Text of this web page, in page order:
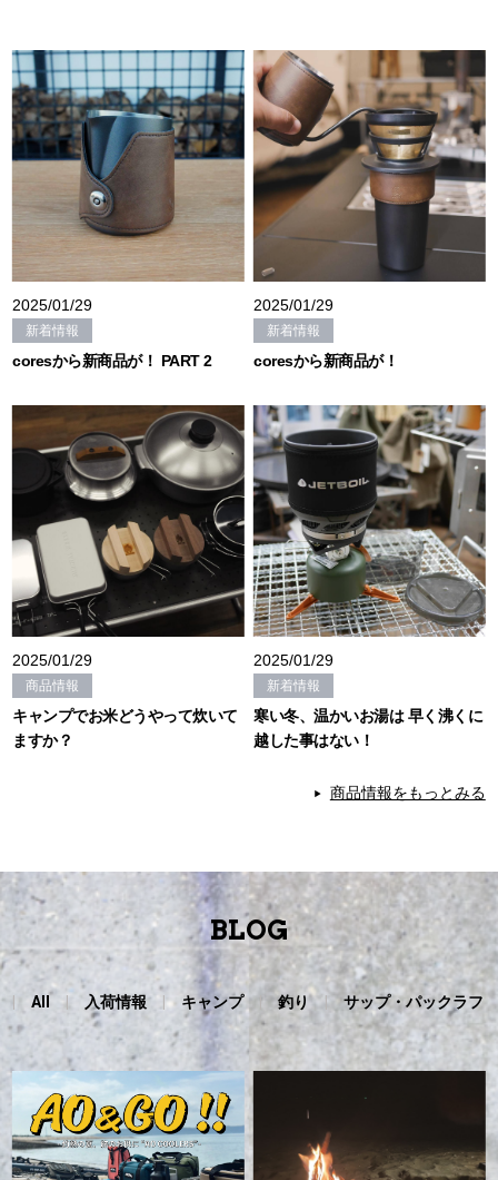
2025/01/29
新着情報
coresから新商品が！ PART 2
2025/01/29
新着情報
coresから新商品が！
2025/01/29
商品情報
キャンプでお米どうやって炊いて
ますか？
2025/01/29
新着情報
寒い冬、温かいお湯は 早く沸くに
越した事はない！
商品情報をもっとみる
BLOG
All 入荷情報 キャンプ 釣り サップ・パックラフ